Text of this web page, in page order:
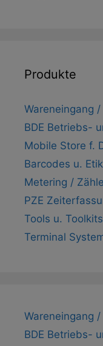
Produkte
Wareneingang
BDE Betriebs-
Mobile Store f.
Barcodes u.
Metering /
PZE
Tools u. Toolkits
Terminal
Wareneingang
BDE Betriebs-